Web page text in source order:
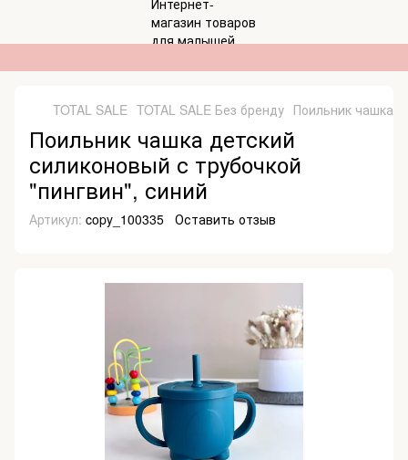
TOTAL SALE TOTAL SALE Без бренду Поильник чашка
Поильник чашка детский
силиконовый с трубочкой
"пингвин", синий
Артикул: copy_100335 Оставить отзыв